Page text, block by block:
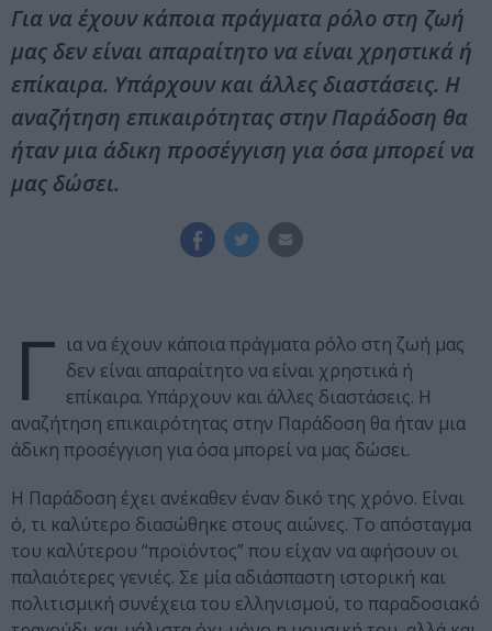
Για να έχουν κάποια πράγματα ρόλο στη ζωή
μας δεν είναι απαραίτητο να είναι χρηστικά ή
επίκαιρα. Υπάρχουν και άλλες διαστάσεις. Η
αναζήτηση επικαιρότητας στην Παράδοση θα
ήταν μια άδικη προσέγγιση για όσα μπορεί να
μας δώσει.
Γ ια να έχουν κάποια πράγματα ρόλο στη ζωή μας
δεν είναι απαραίτητο να είναι χρηστικά ή
επίκαιρα. Υπάρχουν και άλλες διαστάσεις. Η
αναζήτηση επικαιρότητας στην Παράδοση θα ήταν μια
άδικη προσέγγιση για όσα μπορεί να μας δώσει.
Η Παράδοση έχει ανέκαθεν έναν δικό της χρόνο. Είναι
ό, τι καλύτερο διασώθηκε στους αιώνες. Το απόσταγμα
του καλύτερου “προϊόντος” που είχαν να αφήσουν οι
παλαιότερες γενιές. Σε μία αδιάσπαστη ιστορική και
πολιτισμική συνέχεια του ελληνισμού, το παραδοσιακό